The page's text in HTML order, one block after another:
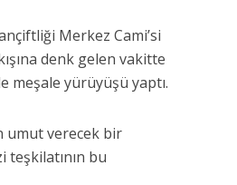
Merkez Cami’si
denk gelen vakitte
meşale yürüyüşü yaptı.
umut verecek bir
teşkilatının bu